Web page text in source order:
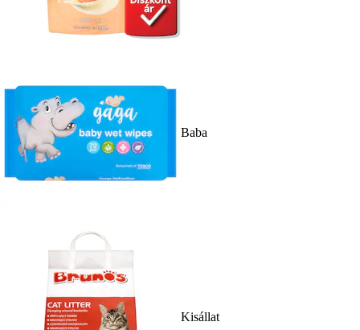
Baba
Kisállat